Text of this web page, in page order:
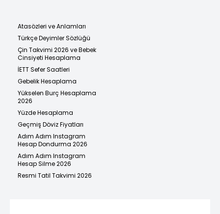
Atasözleri ve Anlamları
Türkçe Deyimler Sözlüğü
Çin Takvimi 2026 ve Bebek
Cinsiyeti Hesaplama
İETT Sefer Saatleri
Gebelik Hesaplama
Yükselen Burç Hesaplama
2026
Yüzde Hesaplama
Geçmiş Döviz Fiyatları
Adım Adım Instagram
Hesap Dondurma 2026
Adım Adım Instagram
Hesap Silme 2026
Resmi Tatil Takvimi 2026